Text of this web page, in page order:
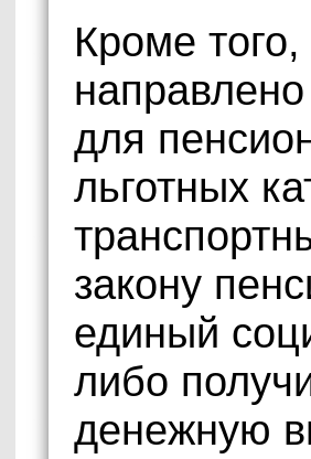
Кроме
для
льготных
закону
единый
либо
денежную